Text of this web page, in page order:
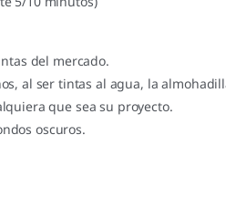
del mercado.
al ser tintas al agua, la
que sea su proyecto.
oscuros.